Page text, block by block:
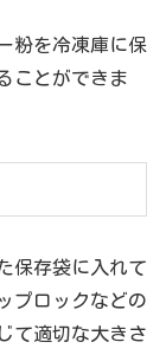
粉を冷凍庫に保
ことができま
保存袋に入れて
プロックなどの
て適切な大きさ